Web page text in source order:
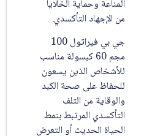
المناعة وحماية الخلايا
من الإجهاد التأكسدي.
جي بي فيراتول 100
مجم 60 كبسولة مناسب
للأشخاص الذين يسعون
للحفاظ على صحة الكبد
والوقاية من التلف
التأكسدي المرتبط بنمط
الحياة الحديث أو التعرض